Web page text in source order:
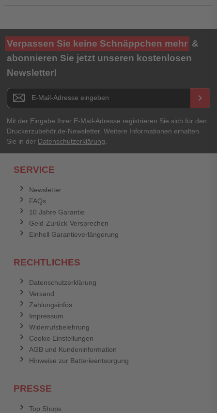
Ihre Bewertung**
★★★★★
Titel**
E-Mail-Adresse
Ihr Passwort
Verpassen Sie keine Schnäppchen mehr &
abonnieren Sie jetzt unseren kostenlosen
Newsletter!
Newsletter E-Mail Adresse keyboard_arrow_right
Mit der Eingabe Ihrer E-Mail-Adresse registrieren Sie sich für den
Druckerzubehör.de-Newsletter. Weitere Informationen erhalten
Sie in der Datenschutzerklärung
SERVICE
Newsletter
FAQs
10 Jahre Garantie
Geld-Zurück-Versprechen
Einhell Garantieverlängerung
RECHTLICHES
Datenschutzerklärung
Versand
Zahlungsinfos
Impressum
Widerrufsbelehrung
Cookie Einstellungen
AGB und Kundeninformation
Hinweise zur Batterieentsorgung
PRESSE
Top Shops